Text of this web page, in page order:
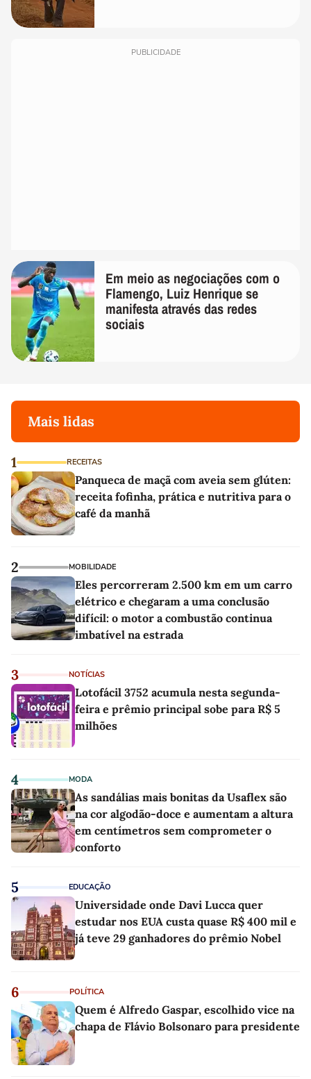
PUBLICIDADE
Em meio as negociações com o
Flamengo, Luiz Henrique se
manifesta através das redes
sociais
Mais lidas
1 RECEITAS
Panqueca de maçã com aveia sem glúten:
receita fofinha, prática e nutritiva para o
café da manhã
2 MOBILIDADE
Eles percorreram 2.500 km em um carro
elétrico e chegaram a uma conclusão
difícil: o motor a combustão continua
imbatível na estrada
3 NOTÍCIAS
Lotofácil 3752 acumula nesta segunda-
feira e prêmio principal sobe para R$ 5
milhões
4 MODA
As sandálias mais bonitas da Usaflex são
na cor algodão-doce e aumentam a altura
em centímetros sem comprometer o
conforto
5 EDUCAÇÃO
Universidade onde Davi Lucca quer
estudar nos EUA custa quase R$ 400 mil e
já teve 29 ganhadores do prêmio Nobel
6 POLÍTICA
Quem é Alfredo Gaspar, escolhido vice na
chapa de Flávio Bolsonaro para presidente